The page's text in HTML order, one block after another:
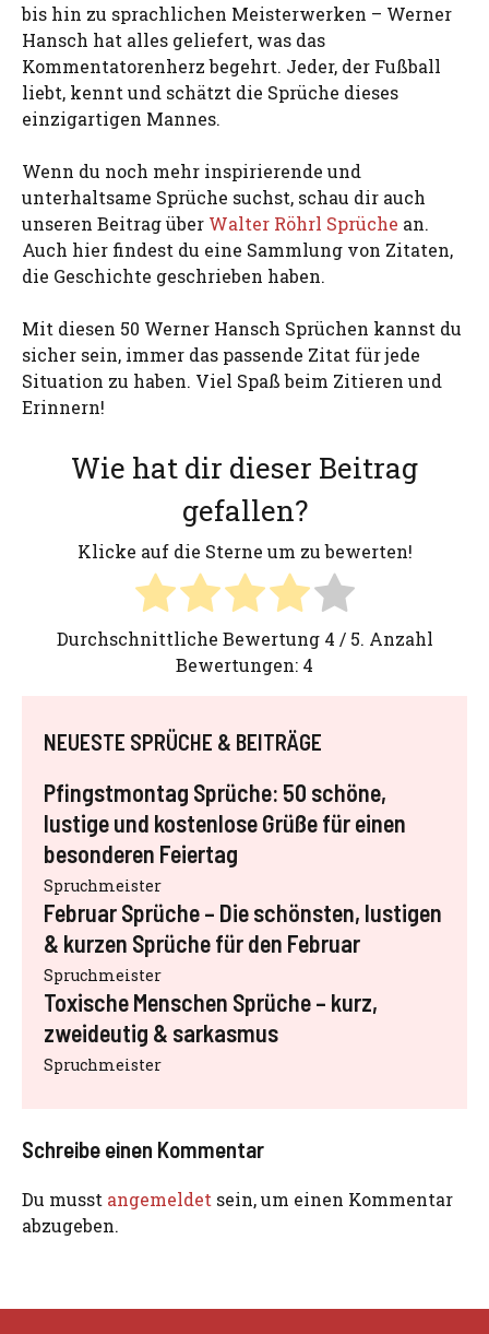
bis hin zu sprachlichen Meisterwerken – Werner
Hansch hat alles geliefert, was das
Kommentatorenherz begehrt. Jeder, der Fußball
liebt, kennt und schätzt die Sprüche dieses
einzigartigen Mannes.
Wenn du noch mehr inspirierende und
unterhaltsame Sprüche suchst, schau dir auch
unseren Beitrag über Walter Röhrl Sprüche an.
Auch hier findest du eine Sammlung von Zitaten,
die Geschichte geschrieben haben.
Mit diesen 50 Werner Hansch Sprüchen kannst du
sicher sein, immer das passende Zitat für jede
Situation zu haben. Viel Spaß beim Zitieren und
Erinnern!
Wie hat dir dieser Beitrag
gefallen?
Klicke auf die Sterne um zu bewerten!
Durchschnittliche Bewertung 4 / 5. Anzahl
Bewertungen: 4
NEUESTE SPRÜCHE & BEITRÄGE
Pfingstmontag Sprüche: 50 schöne,
lustige und kostenlose Grüße für einen
besonderen Feiertag
Spruchmeister
Februar Sprüche – Die schönsten, lustigen
& kurzen Sprüche für den Februar
Spruchmeister
Toxische Menschen Sprüche – kurz,
zweideutig & sarkasmus
Spruchmeister
Schreibe einen Kommentar
Du musst angemeldet sein, um einen Kommentar
abzugeben.